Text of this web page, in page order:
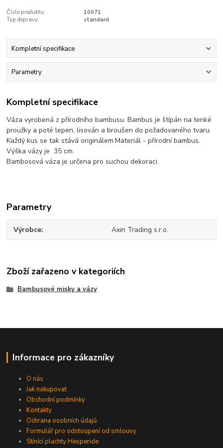
Číslo produktu:
10071
Typ dopravy:
standard
Kompletní specifikace
Parametry
Kompletní specifikace
Váza vyrobená z přírodního bambusu. Bambus je štípán na tenké
proužky a poté lepen, lisován a broušen do požadovaného tvaru.
Každý kus se tak stává originálem.Materiál - přírodní bambus.
Výška vázy je 35 cm.
Bambosová váza je určena pro suchou dekoraci.
Parametry
Výrobce Axin Trading s.r.o.
Zboží zařazeno v kategoriích
Bambusové misky a vázy
Informace pro zákazníky
O nás
Jak nakupovat
Obchodní podmínky
Kontakty
Ochrana osobních údajů
Formulář pro odstoupení od smlouvy
Stínící plachty Hesperide